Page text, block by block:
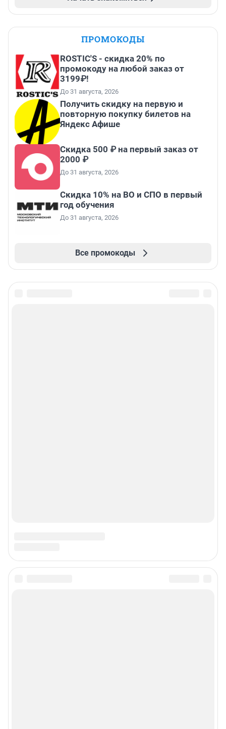
ПРОМОКОДЫ
ROSTIC'S - скидка 20% по
промокоду на любой заказ от
3199₽!
До 31 августа, 2026
Получить скидку на первую и
повторную покупку билетов на
Яндекс Афише
Скидка 500 ₽ на первый заказ от
2000 ₽
До 31 августа, 2026
Скидка 10% на ВО и СПО в первый
год обучения
До 31 августа, 2026
Все промокоды